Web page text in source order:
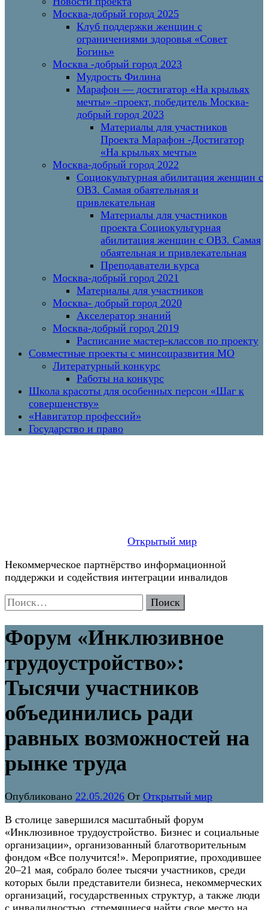
Москва-добрый город 2025
Клуб поддержки женщин с
ограничениями здоровья «Совет
Богинь»
Москва -добрый город 2023
Мудрость Филина
Марафон — достигатор «На крыльях
мечты» -проект, победитель Москва-
добрый город 2023
Материалы для участников
Проекта Марафон -Достигатор
«На крыльях мечты»
Москва-добрый город 2022
Социокультурная абилитация женщин с
ОВЗ. Самая обаятельная и
привлекательная
Материалы для участников
проекта Социокультурная
абилитация женщин с ОВЗ. Самая
обаятельная и привлекательная
Преподаватели курса
Москва-добрый город 2021
Материалы для участников
Москва- добрый город 2020
Акселератор знаний
Москва-добрый город 2019
Расписание мастер-классов по проекту
Совместные проекты с минсоцразвития МО
Литературный конкурс
Работы на конкурс
Школа красоты для особенных персон «Шаг к
совершенству»
«Навигатор профессий»
Государство и право
Открытый мир
Некоммерческое партнёрство информационной
поддержки и содействия интеграции инвалидов
Найти:
Форум «Инклюзивное
трудоустройство»:
Тысячи участников
объединились ради
равных возможностей на
рынке труда
Опубликовано 22.05.2026 От Открытый мир
В столице завершился масштабный форум
«Инклюзивное трудоустройство. Бизнес и социальные
организации», организованный благотворительным
фондом «Все получится!». Мероприятие, проходившее
20–21 мая, собрало более тысячи участников, среди
которых были представители бизнеса, некоммерческих
организаций, государственных структур, а также люди